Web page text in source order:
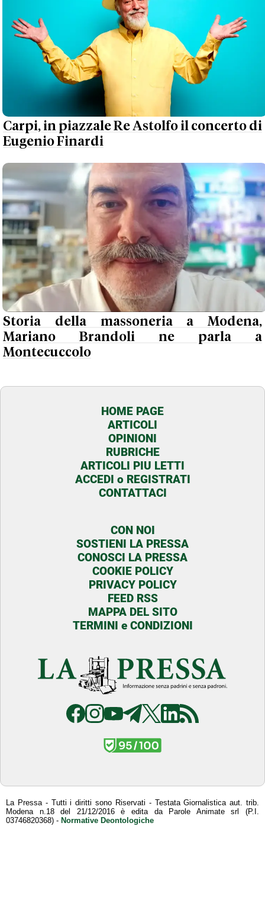
Carpi, in piazzale Re Astolfo il concerto di
Eugenio Finardi
Storia della massoneria a Modena,
Mariano Brandoli ne parla a
Montecuccolo
HOME PAGE
ARTICOLI
OPINIONI
RUBRICHE
ARTICOLI PIU LETTI
ACCEDI o REGISTRATI
CONTATTACI
CON NOI
SOSTIENI LA PRESSA
CONOSCI LA PRESSA
COOKIE POLICY
PRIVACY POLICY
FEED RSS
MAPPA DEL SITO
TERMINI e CONDIZIONI
La Pressa - Tutti i diritti sono Riservati - Testata Giornalistica aut. trib.
Modena n.18 del 21/12/2016 è edita da Parole Animate srl (P.I.
03746820368) - Normative Deontologiche